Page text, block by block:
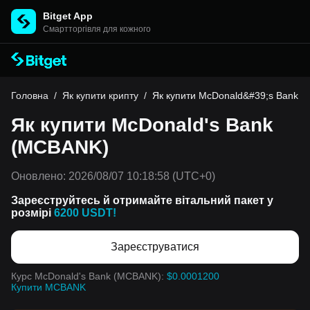
Bitget App
Cмартторгівля для кожного
Головна / Як купити крипту / Як купити McDonald&#39;s Bank
Як купити McDonald's Bank
(MCBANK)
Оновлено: 2026/08/07 10:18:58 (UTC+0)
Зареєструйтесь й отримайте вітальний пакет у
розмірі 6200 USDT!
Зареєструватися
Курс McDonald's Bank (MCBANK): $0.0001200
Купити MCBANK